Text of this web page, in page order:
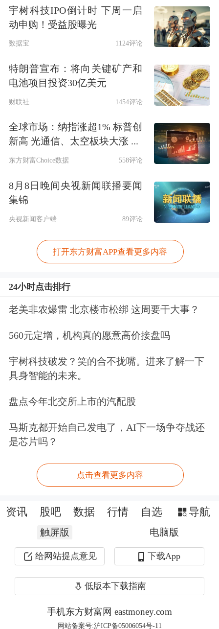
值得关注的是，根据昆明产投2025年审
计报告，截至2025年末，其持有的云南
红塔银行股权的账面价值为11.34亿
元，占该公司当期总资产的比例为
1.26%，占净资产的比例为3.31%。这表
明此次昆明产投清仓出售云南红塔银行
股权有所折价。交易完成后，云南红塔
银行第四大股东由昆明产投变更为中信
银行。
记者注意到，近年来，中小银行股权变
色。总体来看，呈现出地方国资出售银
面。例如，此前汉口银行、上饶银行等
增资扩股便有国资企业参与其中。
南开大学金融学教授田利辉告诉《证券
日报》记者，近年来，地方国资的金融
资产配置正在从过去的被动持有走向主
动管理和战略重组。地方国资对中小银
行股权“清仓”与“增持”并行，反映出国
有资本金融资产布局的结构性优化。
“地方国资出售银行股权主要基于聚焦
主责主业的政策要求，剥离非主业金融
资产以优化资源配置；进场增持则是为
了强化区域金融稳健经营能力。总体来
看，增持标的集中在治理规范、区域协
同性强的中小银行，退出案例多涉及经
营承压的机构。”田利辉解释说。
苏商银行特约研究员薛洪言认为，当部
宇树科技IPO倒计时 下周一启
动申购！受益股曝光
数据宝 1124评论
特朗普宣布：将向关键矿产和
电池项目投资30亿美元
财联社 1454评论
全球市场：纳指涨超1% 标普创
新高 光通信、太空板块大涨 ...
东方财富Choice数据 558评论
8月8日晚间央视新闻联播要闻
集锦
央视新闻客户端 89评论
打开东方财富APP查看更多内容
24小时点击排行
老美非农爆雷 北京楼市松绑 这周要干大事？
560元定增，机构真的愿意高价接盘吗
宇树科技破发？笑的合不拢嘴。进来了解一下
具身智能的未来。
盘点今年北交所上市的汽配股
马斯克都开始自己发电了，AI下一场争夺战还
是芯片吗？
点击查看更多内容
资讯 股吧 数据 行情 自选 导航
触屏版 电脑版
给网站提点意见 下载App
低版本下载指南
手机东方财富网 eastmoney.com
网站备案号:沪ICP备05006054号-11